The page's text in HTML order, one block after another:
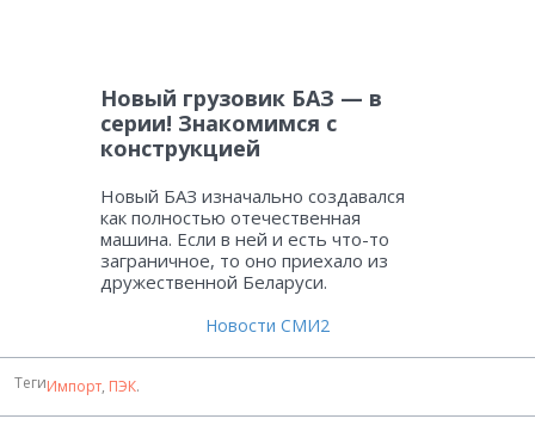
Новый грузовик БАЗ — в
серии! Знакомимся с
конструкцией
Новый БАЗ изначально создавался
как полностью отечественная
машина. Если в ней и есть что-то
заграничное, то оно приехало из
дружественной Беларуси.
Новости СМИ2
ТегиИмпорт, ПЭК.